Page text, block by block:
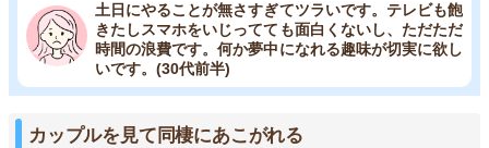
土日にやることが無さすぎてツラいです。テレビも飽
きたしスマホをいじってても面白くないし、ただただ
時間の浪費です。何か夢中になれる趣味が切実に欲し
いです。(30代前半)
カップルを見て同棲にあこがれる